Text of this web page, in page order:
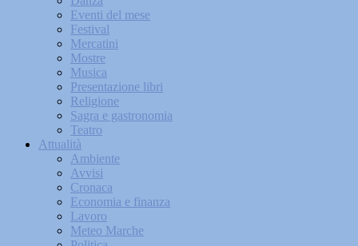
Eventi del mese
Festival
Mercatini
Mostre
Musica
Presentazione libri
Religione
Sagra e gastronomia
Teatro
Attualità
Ambiente
Avvisi
Cronaca
Economia e finanza
Lavoro
Meteo Marche